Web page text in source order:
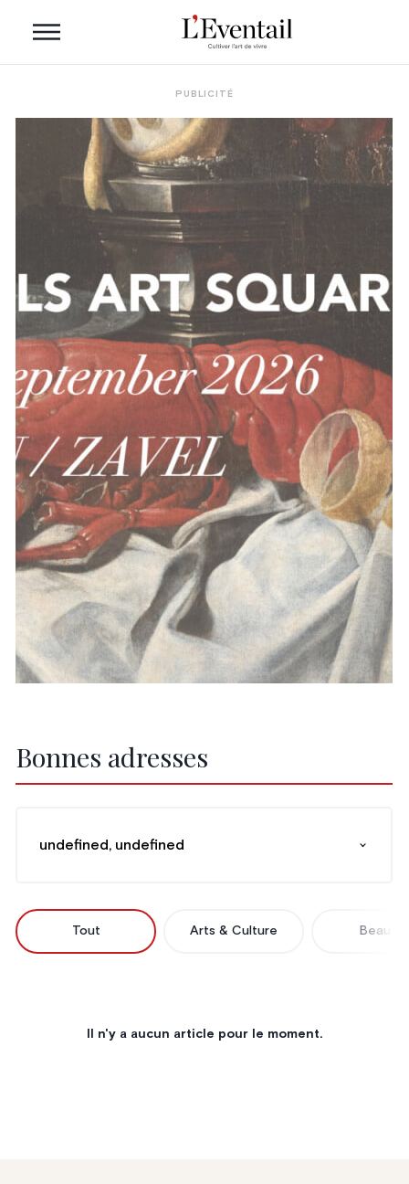
PUBLICITÉ
Bonnes adresses
undefined, undefined
Tout Arts & Culture Beauté
Il n'y a aucun article pour le moment.